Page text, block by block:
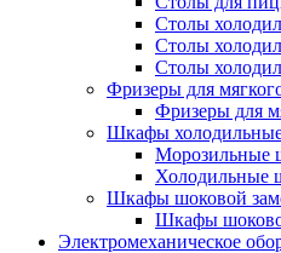
Столы
Столы
Столы
Фризеры для
Фризеры для
Шкафы
Mорозильные
Холодильные
Шкафы шоковой
Шкафы
Электромеханическое